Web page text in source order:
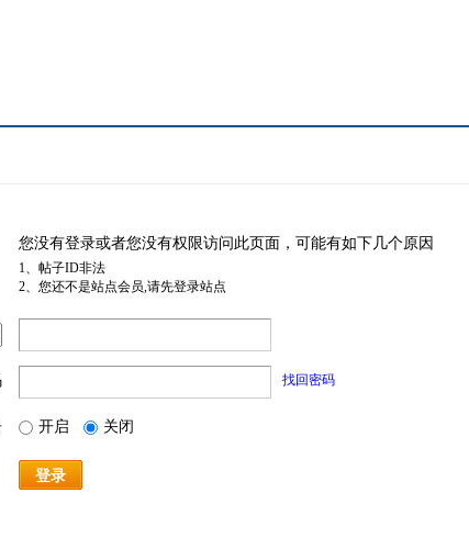
您没有登录或者您没有权限访问此页面，可能有如下几个原因
1、帖子ID非法
2、您还不是站点会员,请先登录站点
找回密码
开启 关闭
登录